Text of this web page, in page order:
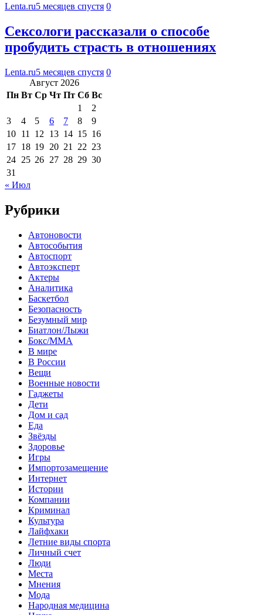
Lenta.ru5 месяцев спустя 0
Сексологи рассказали о способе
пробудить страсть в отношениях
Lenta.ru5 месяцев спустя 0
Август 2026
Пн Вт Ср Чт Пт Сб Вс
1
2
3
4 5 6 7 8
9
10 11 12 13 14 15 16
17 18 19 20 21 22 23
24 25 26 27 28 29 30
31
« Июл
Рубрики
Автоновости
Автособытия
Автоспорт
Автоэксперт
Актеры
Аналитика
Баскетбол
Безопасность
Безумный мир
Биатлон/Лыжи
Бокс/MMA
В мире
В России
Вещи
Военные новости
Гаджеты
Дети
Дом и сад
Еда
Звёзды
Здоровье
Игры
Импортозамещение
Интернет
Истории
Компании
Криминал
Культура
Лайфхаки
Летние виды спорта
Личный счет
Люди
Места
Мнения
Мода
Народная медицина